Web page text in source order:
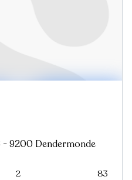
- 9200 Dendermonde
2 83